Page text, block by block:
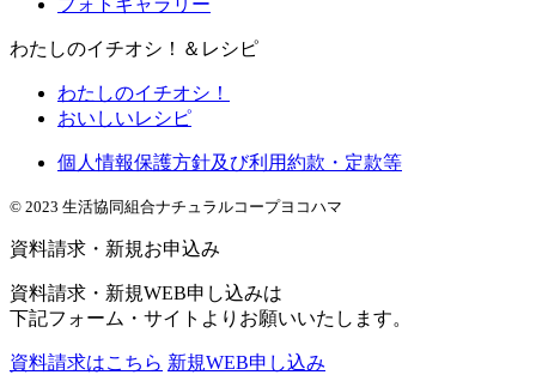
フォトギャラリー
わたしのイチオシ！＆レシピ
わたしのイチオシ！
おいしいレシピ
個人情報保護方針及び利用約款・定款等
© 2023 生活協同組合ナチュラルコープヨコハマ
資料請求・新規お申込み
資料請求・新規WEB申し込みは
下記フォーム・サイトよりお願いいたします。
資料請求はこちら 新規WEB申し込み